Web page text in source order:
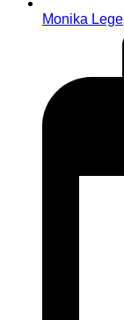
Monika Lege